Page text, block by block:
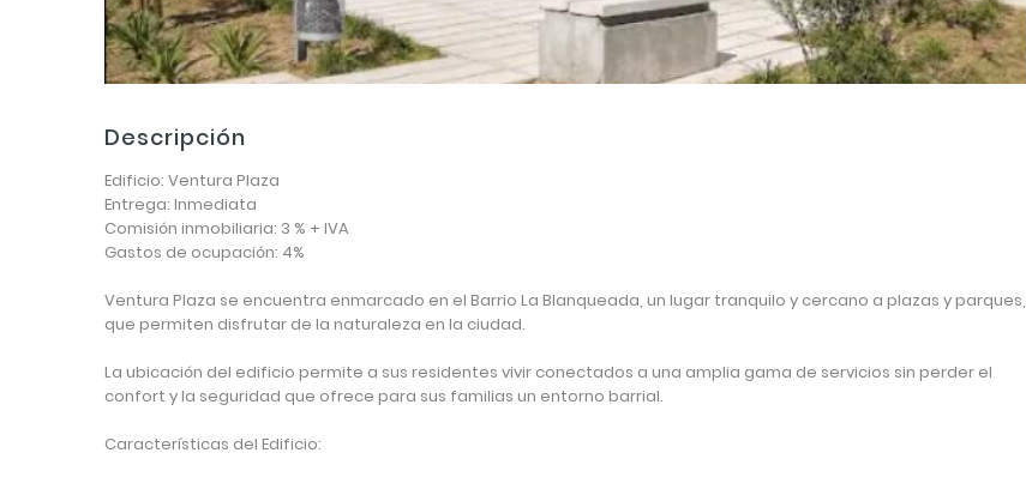
Descripción
Edificio: Ventura Plaza
Entrega: Inmediata
Comisión inmobiliaria: 3 % + IVA
Gastos de ocupación: 4%
Ventura Plaza se encuentra enmarcado en el Barrio La Blanqueada, un lugar tranquilo y cercano a plazas y parques,
que permiten disfrutar de la naturaleza en la ciudad.
La ubicación del edificio permite a sus residentes vivir conectados a una amplia gama de servicios sin perder el
confort y la seguridad que ofrece para sus familias un entorno barrial.
Características del Edificio: